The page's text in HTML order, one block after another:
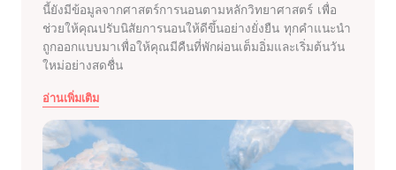
นี้ยังมีข้อมูลจากศาสตร์การนอนตามหลักวิทยาศาสตร์ เพื่อ
ช่วยให้คุณปรับนิสัยการนอนให้ดีขึ้นอย่างยั่งยืน ทุกคำแนะนำ
ถูกออกแบบมาเพื่อให้คุณมีคืนที่พักผ่อนเต็มอิ่มและเริ่มต้นวัน
ใหม่อย่างสดชื่น
อ่านเพิ่มเติม